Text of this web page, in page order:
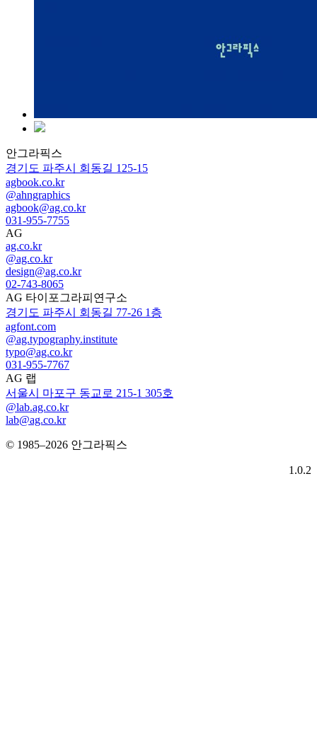
안그라픽스
경기도 파주시 회동길 125-15
agbook.co.kr
@ahngraphics
agbook@ag.co.kr
031-955-7755
AG
ag.co.kr
@ag.co.kr
design@ag.co.kr
02-743-8065
AG 타이포그라피연구소
경기도 파주시 회동길 77-26 1층
agfont.com
@ag.typography.institute
typo@ag.co.kr
031-955-7767
AG 랩
서울시 마포구 동교로 215-1 305호
@lab.ag.co.kr
lab@ag.co.kr
© 1985–2026 안그라픽스
1.0.2